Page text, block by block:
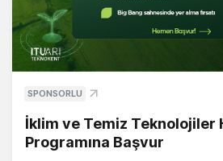
SPONSORLU
İklim ve Temiz Teknolojiler
Programına Başvur